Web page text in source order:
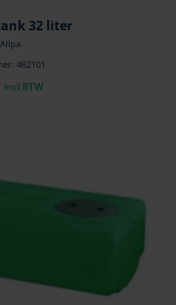
32 liter
482101
incl BTW